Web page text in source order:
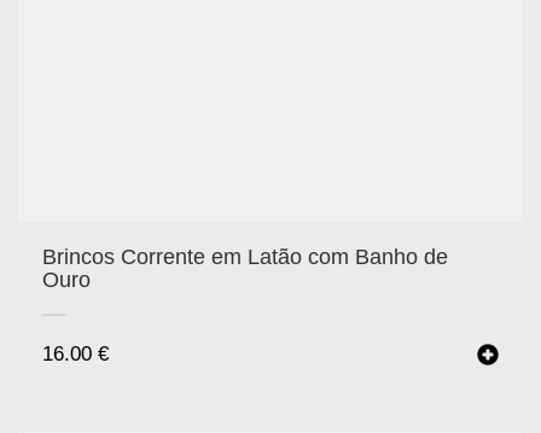
Brincos Corrente em Latão com Banho de
Ouro
16.00 €